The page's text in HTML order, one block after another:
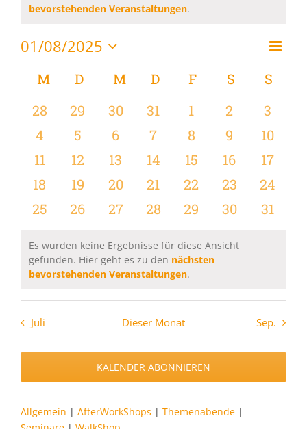
bevorstehenden Veranstaltungen.
Monat
01/08/2025
wählen.
Kalender
von
Veranstaltungen
MMONTAG
D DIENSTAG
MMITTWOCH
D DONNERSTAG
F FREITAG
S SAMSTAG
S
0
Veranstaltungen
28
0
Veranstaltungen
29
0
Veranstaltungen
30
0
Veranstaltungen
31
0
Veranstaltungen
1
0
2
0
3
0
Veranstaltungen
4
0
Veranstaltungen
5
0
Veranstaltungen
6
0
Veranstaltungen
7
0
Veranstaltungen
8
0
9
0
10
0
Veranstaltungen
11
0
Veranstaltungen
12
0
Veranstaltungen
13
0
Veranstaltungen
14
0
Veranstaltungen
15
0
16
0
17
0
Veranstaltungen
18
0
Veranstaltungen
19
0
Veranstaltungen
20
0
Veranstaltungen
21
0
Veranstaltungen
22
0
23
0
24
0
25
0
26
0
27
0
28
0
29
0
30
0
31
Hinweis
Es wurden keine Ergebnisse für diese Ansicht
gefunden. Hier geht es zu den nächsten
bevorstehenden Veranstaltungen.
Juli Dieser Monat Sep.
KALENDER ABONNIEREN
Allgemein | AfterWorkShops | Themenabende |